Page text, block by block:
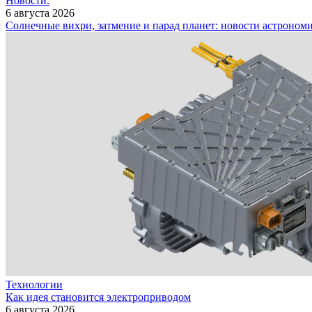
6 августа 2026
Солнечные вихри, затмение и парад планет: новости
Технологии
Как идея становится электроприводом